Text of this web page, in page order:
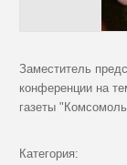
Заместитель
конференции на
газеты
Категория: